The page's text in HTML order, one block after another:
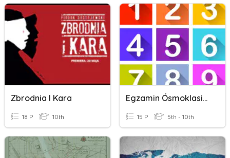
Zbrodnia I Kara
18 P 10th
Egzamin Ósmoklasisty - Liczby 1
15 P 5th - 10th